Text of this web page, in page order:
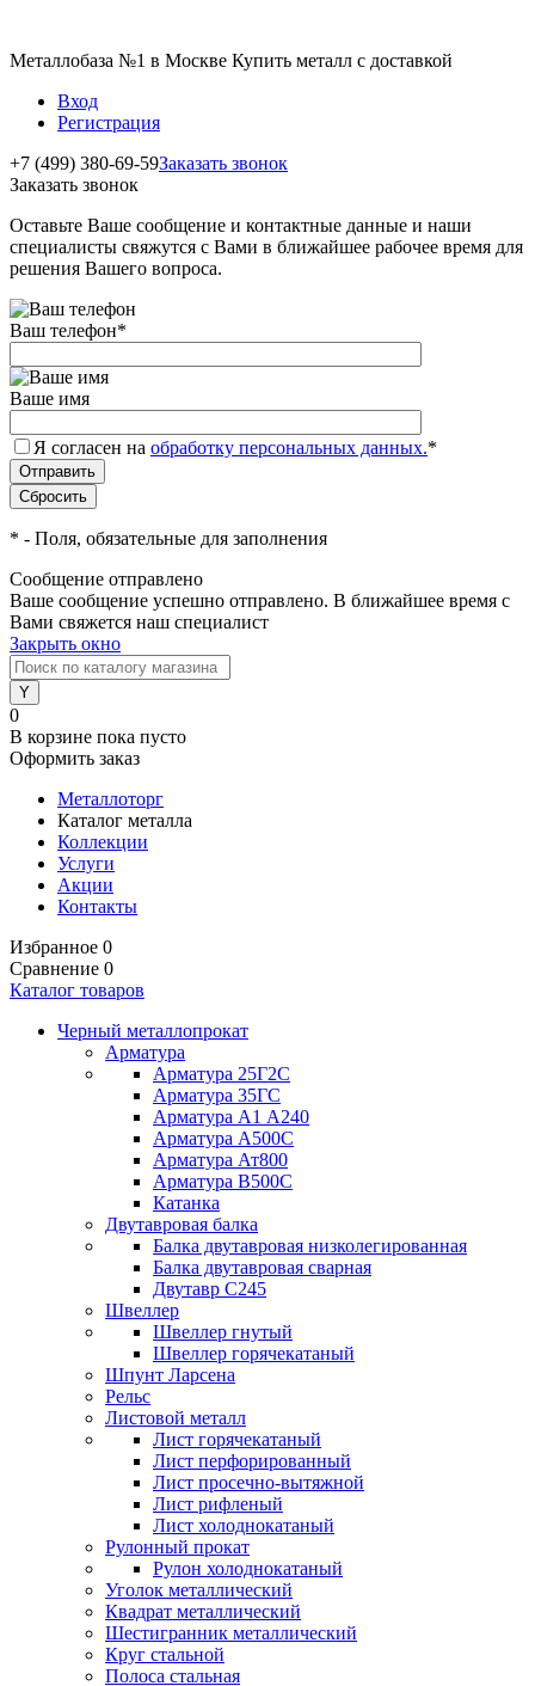
Металлобаза №1 в Москве Купить металл с доставкой
Вход
Регистрация
+7 (499) 380-69-59Заказать звонок
Заказать звонок
Оставьте Ваше сообщение и контактные данные и наши
специалисты свяжутся с Вами в ближайшее рабочее время для
решения Вашего вопроса.
Ваш телефон*
Ваше имя
Я согласен на обработку персональных данных.*
* - Поля, обязательные для заполнения
Сообщение отправлено
Ваше сообщение успешно отправлено. В ближайшее время с
Вами свяжется наш специалист
Закрыть окно
0
В корзине пока пусто
Оформить заказ
Металлоторг
Каталог металла
Коллекции
Услуги
Акции
Контакты
Избранное 0
Сравнение 0
Каталог товаров
Черный металлопрокат
Арматура
Арматура 25Г2С
Арматура 35ГС
Арматура А1 А240
Арматура А500С
Арматура Ат800
Арматура В500С
Катанка
Двутавровая балка
Балка двутавровая низколегированная
Балка двутавровая сварная
Двутавр С245
Швеллер
Швеллер гнутый
Швеллер горячекатаный
Шпунт Ларсена
Рельс
Листовой металл
Лист горячекатаный
Лист перфорированный
Лист просечно-вытяжной
Лист рифленый
Лист холоднокатаный
Рулонный прокат
Рулон холоднокатаный
Уголок металлический
Квадрат металлический
Шестигранник металлический
Круг стальной
Полоса стальная